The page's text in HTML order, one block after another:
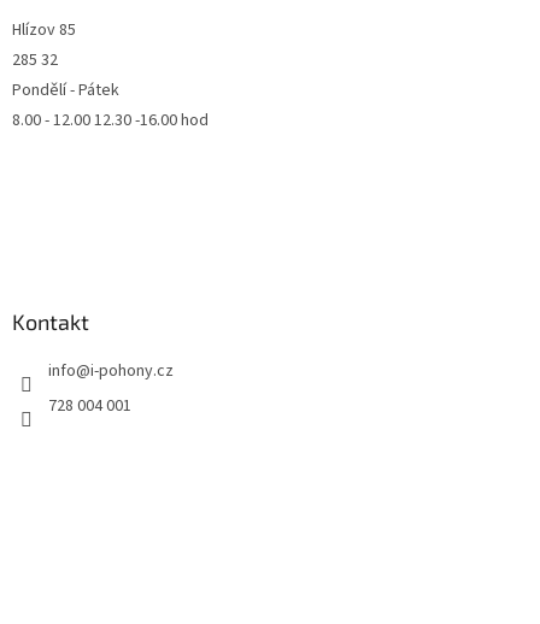
Hlízov 85
285 32
Pondělí - Pátek
8.00 - 12.00 12.30 -16.00 hod
Kontakt
info@i-pohony.cz
728 004 001